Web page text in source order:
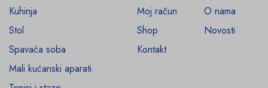
Kuhinja
Stol
Spavaća soba
Mali kućanski aparati
Moj račun
O nama
Shop
Novosti
Kontakt